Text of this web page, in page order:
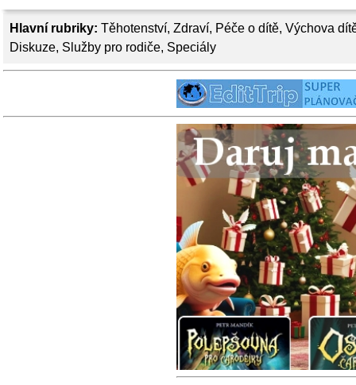
Hlavní rubriky: Těhotenství, Zdraví, Péče o dítě, Výchova
Diskuze, Služby pro rodiče, Speciály